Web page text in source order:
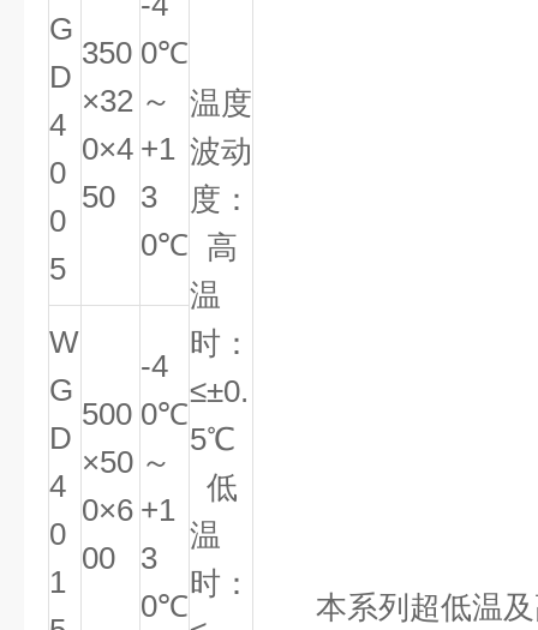
温度
波动
度：
高
温
时：
≤±0.
5℃
低
温
时：
本系列超低温及
G
D
4
0
0
5
350
×32
0×4
50
0℃
～
+1
3
0℃
W
G
D
4
0
1
500
×50
0×6
00
-4
0℃
～
+1
3
0℃